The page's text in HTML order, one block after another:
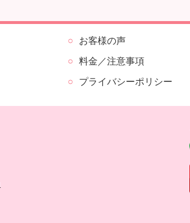
お客様の声
料金／注意事項
プライバシーポリシー